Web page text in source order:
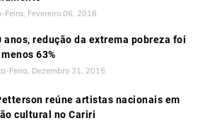
Feira, Fevereiro 06, 2018
anos, redução da extrema pobreza foi
63%
Feira, Dezembro 31, 2015
reúne artistas nacionais em
cultural no Cariri